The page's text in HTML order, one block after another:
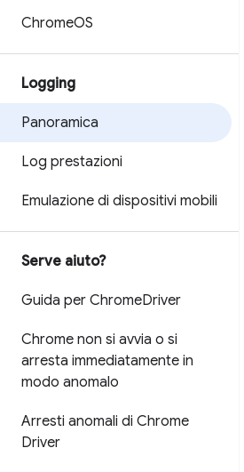
ChromeOS
Logging
Panoramica
Log prestazioni
Emulazione di dispositivi mobili
Serve aiuto?
Guida per ChromeDriver
Chrome non si avvia o si
arresta immediatamente in
modo anomalo
Arresti anomali di Chrome
Driver